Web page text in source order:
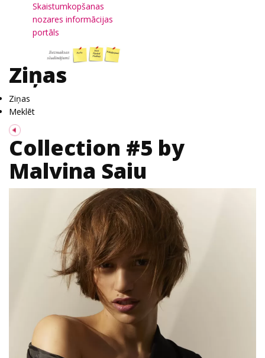
Skaistumkopšanas
nozares informācijas
portāls
Ziņas
Ziņas
Meklēt
Collection #5 by
Malvina Saiu